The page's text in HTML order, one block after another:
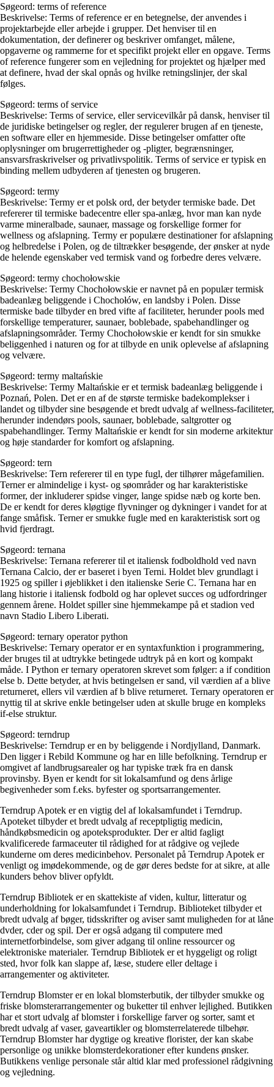
Søgeord: terms of reference
Beskrivelse: Terms of reference er en betegnelse, der anvendes i
projektarbejde eller arbejde i grupper. Det henviser til en
dokumentation, der definerer og beskriver omfanget, målene,
opgaverne og rammerne for et specifikt projekt eller en opgave. Terms
of reference fungerer som en vejledning for projektet og hjælper med
at definere, hvad der skal opnås og hvilke retningslinjer, der skal
følges.
Søgeord: terms of service
Beskrivelse: Terms of service, eller servicevilkår på dansk, henviser til
de juridiske betingelser og regler, der regulerer brugen af en tjeneste,
en software eller en hjemmeside. Disse betingelser omfatter ofte
oplysninger om brugerrettigheder og -pligter, begrænsninger,
ansvarsfraskrivelser og privatlivspolitik. Terms of service er typisk en
binding mellem udbyderen af tjenesten og brugeren.
Søgeord: termy
Beskrivelse: Termy er et polsk ord, der betyder termiske bade. Det
refererer til termiske badecentre eller spa-anlæg, hvor man kan nyde
varme mineralbade, saunaer, massage og forskellige former for
wellness og afslapning. Termy er populære destinationer for afslapning
og helbredelse i Polen, og de tiltrækker besøgende, der ønsker at nyde
de helende egenskaber ved termisk vand og forbedre deres velvære.
Søgeord: termy chochołowskie
Beskrivelse: Termy Chochołowskie er navnet på en populær termisk
badeanlæg beliggende i Chochołów, en landsby i Polen. Disse
termiske bade tilbyder en bred vifte af faciliteter, herunder pools med
forskellige temperaturer, saunaer, boblebade, spabehandlinger og
afslapningsområder. Termy Chochołowskie er kendt for sin smukke
beliggenhed i naturen og for at tilbyde en unik oplevelse af afslapning
og velvære.
Søgeord: termy maltańskie
Beskrivelse: Termy Maltańskie er et termisk badeanlæg beliggende i
Poznań, Polen. Det er en af de største termiske badekomplekser i
landet og tilbyder sine besøgende et bredt udvalg af wellness-faciliteter,
herunder indendørs pools, saunaer, boblebade, saltgrotter og
spabehandlinger. Termy Maltańskie er kendt for sin moderne arkitektur
og høje standarder for komfort og afslapning.
Søgeord: tern
Beskrivelse: Tern refererer til en type fugl, der tilhører mågefamilien.
Terner er almindelige i kyst- og søområder og har karakteristiske
former, der inkluderer spidse vinger, lange spidse næb og korte ben.
De er kendt for deres kløgtige flyvninger og dykninger i vandet for at
fange småfisk. Terner er smukke fugle med en karakteristisk sort og
hvid fjerdragt.
Søgeord: ternana
Beskrivelse: Ternana refererer til et italiensk fodboldhold ved navn
Ternana Calcio, der er baseret i byen Terni. Holdet blev grundlagt i
1925 og spiller i øjeblikket i den italienske Serie C. Ternana har en
lang historie i italiensk fodbold og har oplevet succes og udfordringer
gennem årene. Holdet spiller sine hjemmekampe på et stadion ved
navn Stadio Libero Liberati.
Søgeord: ternary operator python
Beskrivelse: Ternary operator er en syntaxfunktion i programmering,
der bruges til at udtrykke betingede udtryk på en kort og kompakt
måde. I Python er ternary operatoren skrevet som følger: a if condition
else b. Dette betyder, at hvis betingelsen er sand, vil værdien af a blive
returneret, ellers vil værdien af b blive returneret. Ternary operatoren er
nyttig til at skrive enkle betingelser uden at skulle bruge en kompleks
if-else struktur.
Søgeord: terndrup
Beskrivelse: Terndrup er en by beliggende i Nordjylland, Danmark.
Den ligger i Rebild Kommune og har en lille befolkning. Terndrup er
omgivet af landbrugsarealer og har typiske træk fra en dansk
provinsby. Byen er kendt for sit lokalsamfund og dens årlige
begivenheder som f.eks. byfester og sportsarrangementer.
Terndrup Apotek er en vigtig del af lokalsamfundet i Terndrup.
Apoteket tilbyder et bredt udvalg af receptpligtig medicin,
håndkøbsmedicin og apoteksprodukter. Der er altid fagligt
kvalificerede farmaceuter til rådighed for at rådgive og vejlede
kunderne om deres medicinbehov. Personalet på Terndrup Apotek er
venligt og imødekommende, og de gør deres bedste for at sikre, at alle
kunders behov bliver opfyldt.
Terndrup Bibliotek er en skattekiste af viden, kultur, litteratur og
underholdning for lokalsamfundet i Terndrup. Biblioteket tilbyder et
bredt udvalg af bøger, tidsskrifter og aviser samt muligheden for at låne
dvder, cder og spil. Der er også adgang til computere med
internetforbindelse, som giver adgang til online ressourcer og
elektroniske materialer. Terndrup Bibliotek er et hyggeligt og roligt
sted, hvor folk kan slappe af, læse, studere eller deltage i
arrangementer og aktiviteter.
Terndrup Blomster er en lokal blomsterbutik, der tilbyder smukke og
friske blomsterarrangementer og buketter til enhver lejlighed. Butikken
har et stort udvalg af blomster i forskellige farver og sorter, samt et
bredt udvalg af vaser, gaveartikler og blomsterrelaterede tilbehør.
Terndrup Blomster har dygtige og kreative florister, der kan skabe
personlige og unikke blomsterdekorationer efter kundens ønsker.
Butikkens venlige personale står altid klar med professionel rådgivning
og vejledning.